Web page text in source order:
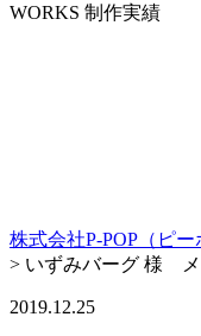
WORKS 制作実績
株式会社P-POP（ピー
> いずみバーグ 様
2019.12.25